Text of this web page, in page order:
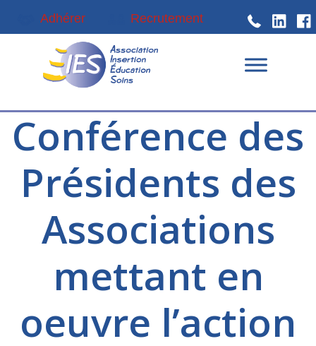
navigation
principale
Adhérer Recrutement
Conférence des
Présidents des
Associations
mettant en
oeuvre l’action